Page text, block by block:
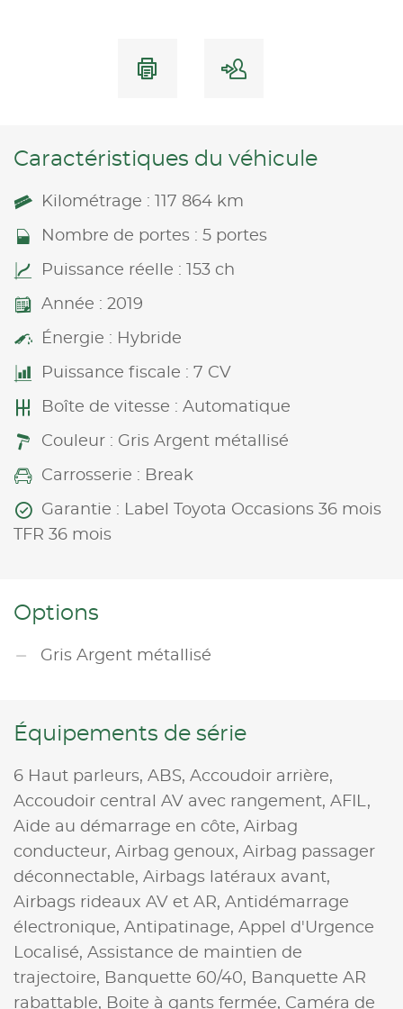
Caractéristiques du véhicule
Kilométrage : 117 864 km
Nombre de portes : 5 portes
Puissance réelle : 153 ch
Année : 2019
Énergie : Hybride
Puissance fiscale : 7 CV
Boîte de vitesse : Automatique
Couleur : Gris Argent métallisé
Carrosserie : Break
Garantie : Label Toyota Occasions 36 mois
TFR 36 mois
Options
Gris Argent métallisé
Équipements de série
6 Haut parleurs, ABS, Accoudoir arrière,
Accoudoir central AV avec rangement, AFIL,
Aide au démarrage en côte, Airbag
conducteur, Airbag genoux, Airbag passager
déconnectable, Airbags latéraux avant,
Airbags rideaux AV et AR, Antidémarrage
électronique, Antipatinage, Appel d'Urgence
Localisé, Assistance de maintien de
trajectoire, Banquette 60/40, Banquette AR
rabattable, Boite à gants fermée, Caméra de